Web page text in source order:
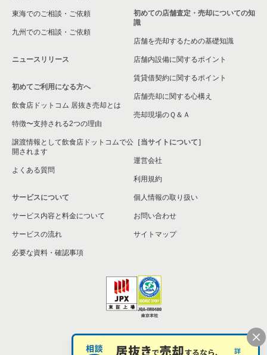
東海でのご相談・ご依頼
九州でのご相談・ご依頼
ニュースリリース
初めてご利用になる方へ
飲食店ドットコム 居抜き売却とは
特徴〜支持される2つの理由
譲渡情報として飲食店ドットコムで公
開されます
よくある質問
サービスについて
サービス内容と料金について
サービスの流れ
必要な資料・確認事項
初めての店舗査定・売却についての知
識
店舗を売却するための基礎知識
店舗内設備に関するポイント
賃貸借契約に関するポイント
店舗売却に関する心構え
売却現場のＱ＆Ａ
［当サイトについて］
運営会社
利用規約
個人情報の取り扱い
お問い合わせ
サイトマップ
個人情報の取扱い